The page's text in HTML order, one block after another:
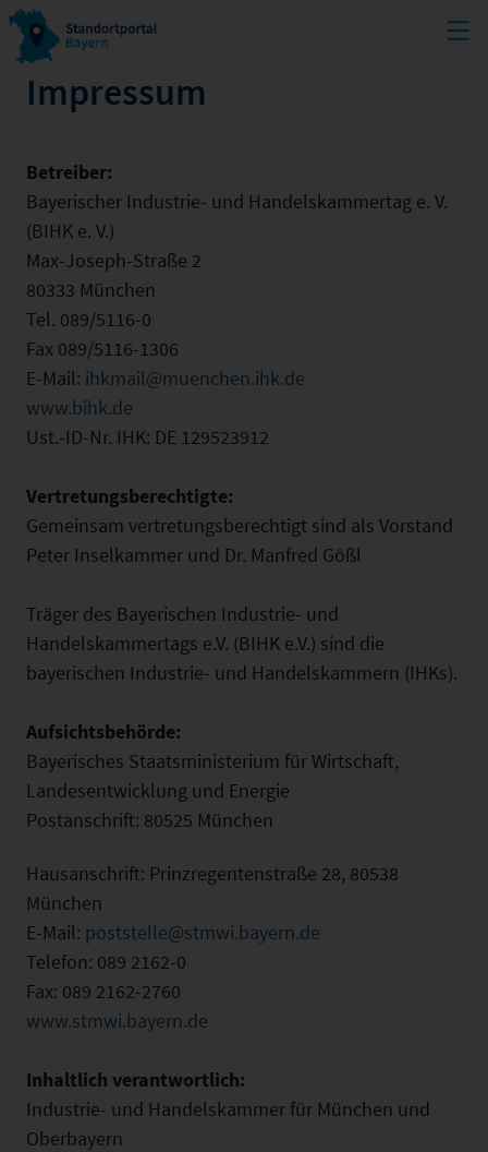
Impressum
Betreiber:
Bayerischer Industrie- und Handelskammertag e. V.
(BIHK e. V.)
Max-Joseph-Straße 2
80333 München
Tel. 089/5116-0
Fax 089/5116-1306
E-Mail: ihkmail@muenchen.ihk.de
www.bihk.de
Ust.-ID-Nr. IHK: DE 129523912
Vertretungsberechtigte:
Gemeinsam vertretungsberechtigt sind als Vorstand
Peter Inselkammer und Dr. Manfred Gößl
Träger des Bayerischen Industrie- und
Handelskammertags e.V. (BIHK e.V.) sind die
bayerischen Industrie- und Handelskammern (IHKs).
Aufsichtsbehörde:
Bayerisches Staatsministerium für Wirtschaft,
Landesentwicklung und Energie
Postanschrift: 80525 München
Hausanschrift: Prinzregentenstraße 28, 80538
München
E-Mail: poststelle@stmwi.bayern.de
Telefon: 089 2162-0
Fax: 089 2162-2760
www.stmwi.bayern.de
Inhaltlich verantwortlich:
Industrie- und Handelskammer für München und
Oberbayern